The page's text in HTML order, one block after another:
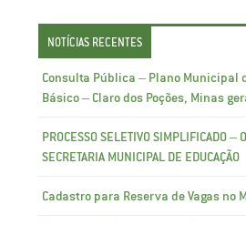
NOTÍCIAS RECENTES
Consulta Pública – Plano Municipal
Básico – Claro dos Poções, Minas
PROCESSO SELETIVO SIMPLIFICADO
SECRETARIA MUNICIPAL DE EDUCAÇÃO
Cadastro para Reserva de Vagas no